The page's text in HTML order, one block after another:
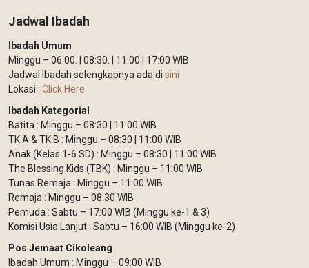
Jadwal Ibadah
Ibadah Umum
Minggu – 06.00. | 08:30. | 11:00 | 17:00 WIB
Jadwal Ibadah selengkapnya ada di sini
Lokasi : Click Here
Ibadah Kategorial
Batita : Minggu – 08:30 | 11:00 WIB
TK A & TK B : Minggu – 08:30 | 11:00 WIB
Anak (Kelas 1-6 SD) : Minggu – 08:30 | 11:00 WIB
The Blessing Kids (TBK) : Minggu – 11:00 WIB
Tunas Remaja : Minggu – 11:00 WIB
Remaja : Minggu – 08:30 WIB
Pemuda : Sabtu – 17:00 WIB (Minggu ke-1 & 3)
Komisi Usia Lanjut : Sabtu – 16:00 WIB (Minggu ke-2)
Pos Jemaat Cikoleang
Ibadah Umum : Minggu – 09:00 WIB